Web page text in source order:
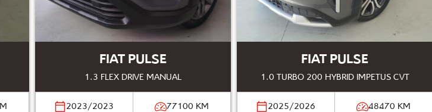
FIAT PULSE
1.3 FLEX DRIVE MANUAL
2023/2023 77100 KM
FIAT PULSE
1.0 TURBO 200 HYBRID IMPETUS CVT
2025/2026 48470 KM